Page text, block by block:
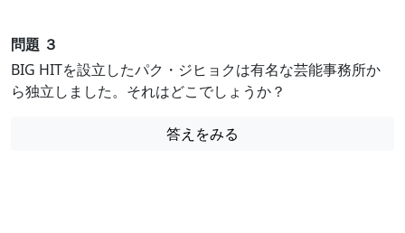
問題 ３
BIG HITを設立したパク・ジヒョクは有名な芸能事務所か
ら独立しました。それはどこでしょうか？
答えをみる